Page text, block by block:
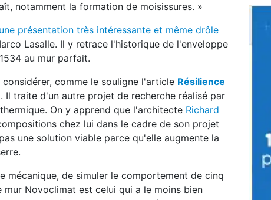
notamment la formation de moisissures. »
présentation très intéressante et même drôle
Lasalle. Il y retrace l'historique de l'enveloppe
au mur parfait.
comme le souligne l'article Résilience
. Il traite d'un autre projet de recherche réalisé par
On y apprend que l'architecte Richard
chez lui dans le cadre de son projet
une solution viable parce qu'elle augmente la
mécanique, de simuler le comportement de cinq
mur Novoclimat est celui qui a le moins bien